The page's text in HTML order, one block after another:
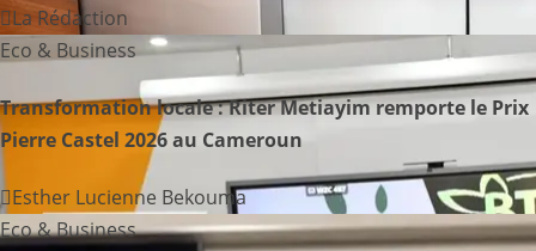
n
d
e
l
’
La Rédaction
Eco & Business
Transformation locale : Riter Metiayim remporte le Prix
Pierre Castel 2026 au Cameroun
Esther Lucienne Bekouma
Eco & Business